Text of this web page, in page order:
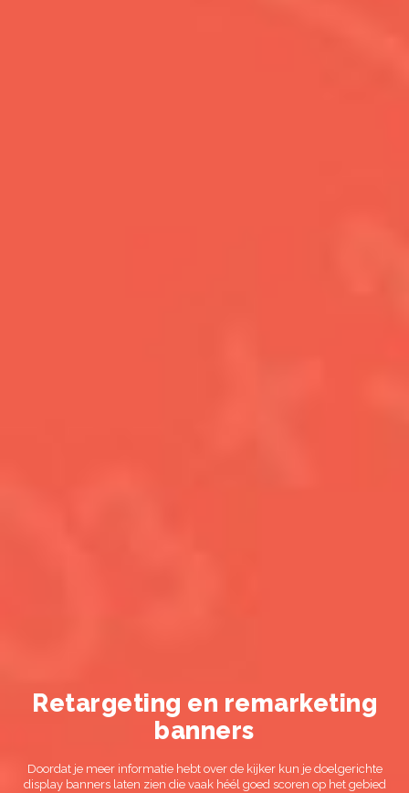
Retargeting en remarketing
banners
Doordat je meer informatie hebt over de kijker kun je doelgerichte
display banners laten zien die vaak héél goed scoren op het gebied